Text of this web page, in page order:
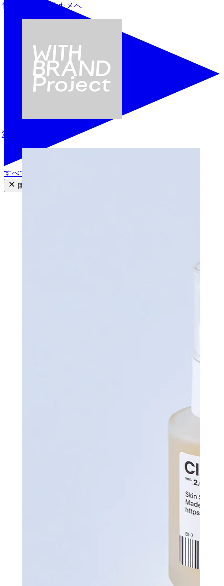
すべての商品を見る
閉じる
忙しさも忘れるキメへ
江口大河